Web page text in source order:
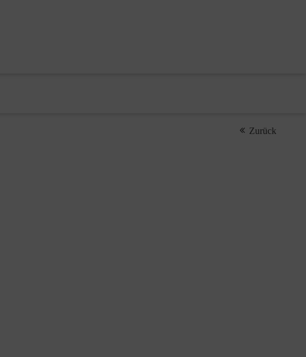
Zurück